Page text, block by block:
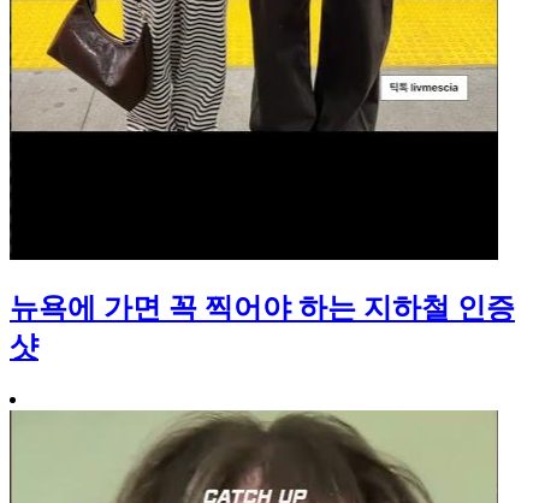
뉴욕에 가면 꼭 찍어야 하는 지하철 인증
샷